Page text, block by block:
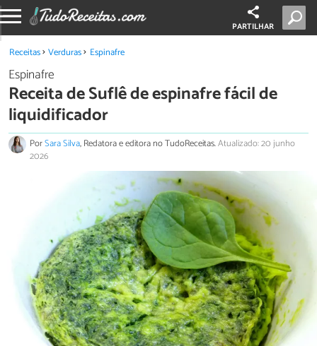
PARTILHAR
Receitas Verduras Espinafre
Espinafre
Receita de Suflê de espinafre fácil de
liquidificador
PorSara Silva, Redatora e editora no TudoReceitas.Atualizado: 20 junho
2026